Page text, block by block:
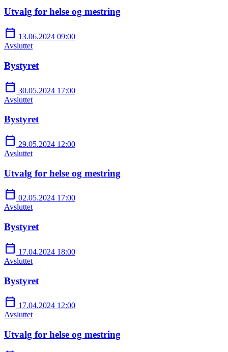
Utvalg for helse og mestring
calendar_today 13.06.2024 09:00
Avsluttet
Bystyret
calendar_today 30.05.2024 17:00
Avsluttet
Bystyret
calendar_today 29.05.2024 12:00
Avsluttet
Utvalg for helse og mestring
calendar_today 02.05.2024 17:00
Avsluttet
Bystyret
calendar_today 17.04.2024 18:00
Avsluttet
Bystyret
calendar_today 17.04.2024 12:00
Avsluttet
Utvalg for helse og mestring